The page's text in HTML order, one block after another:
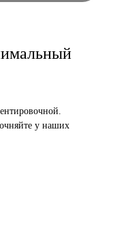
у наших